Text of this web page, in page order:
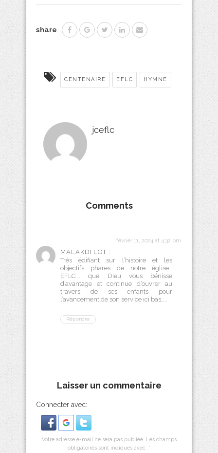
share
CENTENAIRE EFLC HYMNE
jceflc
Comments
MALAKDI LOT :
février 11, 2024 at 4:32 pm
Très édifiant sur l’histoire et les
objectifs phares de notre église…
EFLC…. que Dieu vous bénisse
d’avantage et continue d’ouvrer au
travers de ses enfants pour
l’avancement de son service ici bas…..
Répondre
Laisser un commentaire
Connecter avec:
Votre adresse e-mail ne sera pas publiée. Les champs
obligatoires sont indiqués avec
*